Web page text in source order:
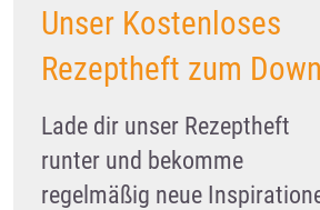
Unser Kostenloses
Rezeptheft zum
Lade dir unser Rezeptheft
runter und bekomme
regelmäßig neue